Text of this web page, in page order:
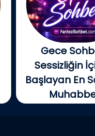
Gece
Sessizliğin
Başlayan En
Gecenin